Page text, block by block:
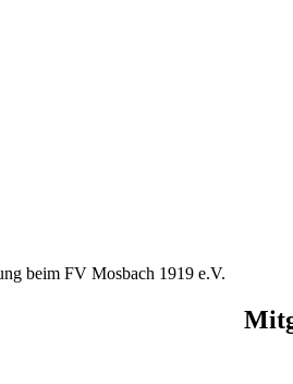
beim FV Mosbach 1919 e.V.